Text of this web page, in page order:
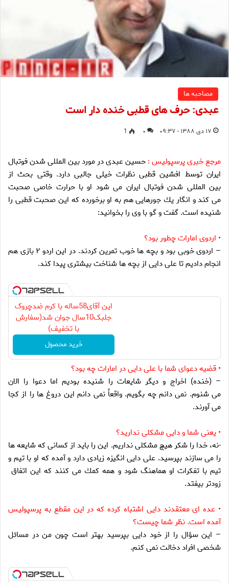
مصاحبه ها
عبدى: حرف هاى قطبى خنده دار است
۱۷ دی ۱۳۸۸ - ۰۹:۳۷ ۰ 1
مرجع خبری پرسپولیس : حسين عبدى در مورد بين المللى شدن فوتبال
ايران توسط افشين قطبى نظرات خيلى جالبى دارد. وقتى بحث از
بين المللى شدن فوتبال ايران مى شود او با حرارت خاصى صحبت
مى كند و انگار يك جورهايى هم به او برخورده كه اين صحبت قطبى را
شنيده است. گفت و گو با وى را بخوانيد:
• اردوى امارات چطور بود؟
– اردوى خوبى بود و بچه ها خوب تمرين كردند. در اين اردو ۲ بازى هم
انجام داديم تا على دايى از بچه ها شناخت بيشترى پيدا كند.
این آقای58ساله با کرم ضدچروک
جلبک10سال جوان شد(سفارش
با تخفیف)
خرید محصول
• قضيه دعواى شما با على دايى در امارات چه بود؟
– (خنده) اخراج و ديگر شايعات را شنيده بوديم اما دعوا را الان
مى شنوم. نمى دانم چه بگويم. واقعاً نمى دانم اين دروغ ها را از كجا
مى آورند.
• يعنى شما و دايى مشكلى نداريد؟
-نه، خدا را شكر هيچ مشكلى نداريم. اين را بايد از كسانى كه شايعه ها
را مى سازند بپرسيد. على دايى انگيزه زيادى دارد و آمده كه او با تيم و
تيم با تفكرات او هماهنگ شود و همه كمك مى كنند كه اين اتفاق
زودتر بيفتد.
• عده اى معتقدند دايى اشتباه كرده كه در اين مقطع به پرسپوليس
آمده است. نظر شما چيست؟
– اين سؤال را از خود دايى بپرسيد بهتر است چون من در مسائل
شخصى افراد دخالت نمى كنم.